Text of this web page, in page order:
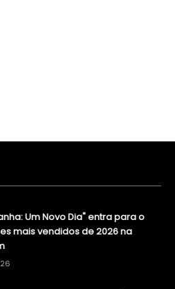
Um Novo Dia" entra para o
mais vendidos de 2026 na